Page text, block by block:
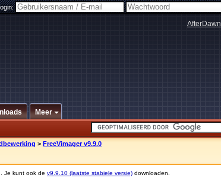
AfterDawn
Meer
> FreeVimager v9.9.0
Je kunt ook de v9.9.10 (laatste stabiele versie) downloaden.